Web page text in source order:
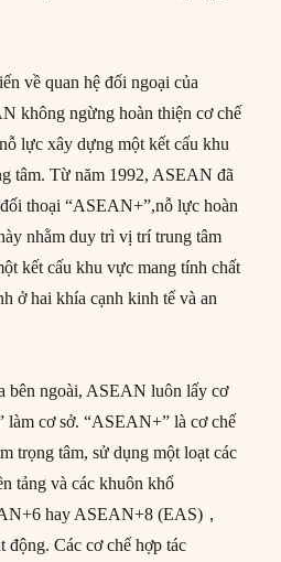
về quan hệ đối ngoại của
không ngừng hoàn thiện cơ chế
lực xây dựng một kết cấu khu
tâm. Từ năm 1992, ASEAN đã
thoại “ASEAN+”,nỗ lực hoàn
nhằm duy trì vị trí trung tâm
kết cấu khu vực mang tính chất
ở hai khía cạnh kinh tế và an
bên ngoài, ASEAN luôn lấy cơ
làm cơ sở. “ASEAN+” là cơ chế
trọng tâm, sử dụng một loạt các
tảng và các khuôn khổ
hay ASEAN+8 (EAS)，
Các cơ chế hợp tác